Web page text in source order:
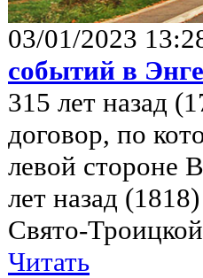
03/01/2023
событий в
315 лет назад
договор, по
левой стороне
лет назад
Свято-
Читать